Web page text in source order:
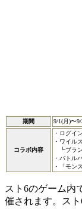
期間 9/1(月)〜
コラボ内容
・ログイ
・ワイル
┗ブラン
・バトル
・「モン
スト6のゲーム内
催されます。ス